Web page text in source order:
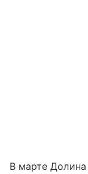
В марте Долина